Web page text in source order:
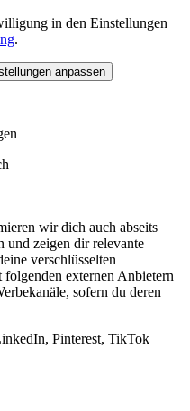
in den Einstellungen
.
anpassen
wir dich auch abseits
und zeigen dir relevante
verschlüsselten
folgenden externen Anbietern
sofern du deren
Pinterest, TikTok